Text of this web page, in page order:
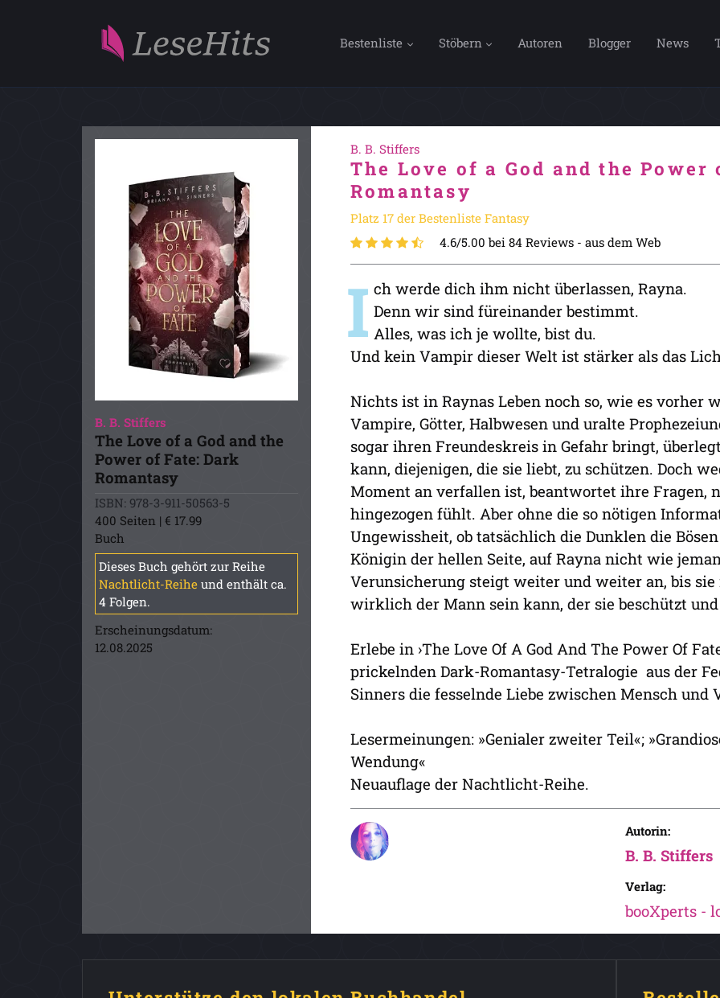
Bestenliste Stöbern Autoren Blogger News
B. B. Stiffers
The Love of a God and the
Power of Fate: Dark
Romantasy
ISBN: 978-3-911-50563-5
400 Seiten | € 17.99
Buch
Dieses Buch gehört zur Reihe
Nachtlicht-Reihe und enthält ca.
4 Folgen.
Erscheinungsdatum:
12.08.2025
B. B. Stiffers
The Love of a God and the Power
Romantasy
Platz 17 der Bestenliste Fantasy
4.6/5.00 bei 84 Reviews - aus dem Web
I ch werde dich ihm nicht überlassen, Rayna.
Denn wir sind füreinander bestimmt.
Alles, was ich je wollte, bist du.
Und kein Vampir dieser Welt ist stärker als das
Nichts ist in Raynas Leben noch so, wie es vorher
Vampire, Götter, Halbwesen und uralte
sogar ihren Freundeskreis in Gefahr bringt,
kann, diejenigen, die sie liebt, zu schützen. Doch
Moment an verfallen ist, beantwortet ihre Fragen,
hingezogen fühlt. Aber ohne die so nötigen
Ungewissheit, ob tatsächlich die Dunklen die
Königin der hellen Seite, auf Rayna nicht wie
Verunsicherung steigt weiter und weiter an, bis
wirklich der Mann sein kann, der sie beschützt
Erlebe in ›The Love Of A God And The Power Of
prickelnden Dark-Romantasy-Tetralogie aus der
Sinners die fesselnde Liebe zwischen Mensch und
Lesermeinungen: »Genialer zweiter Teil«;
Wendung«
Neuauflage der Nachtlicht-Reihe.
Autorin:
B. B. Stiffers
Verlag:
booXperts -